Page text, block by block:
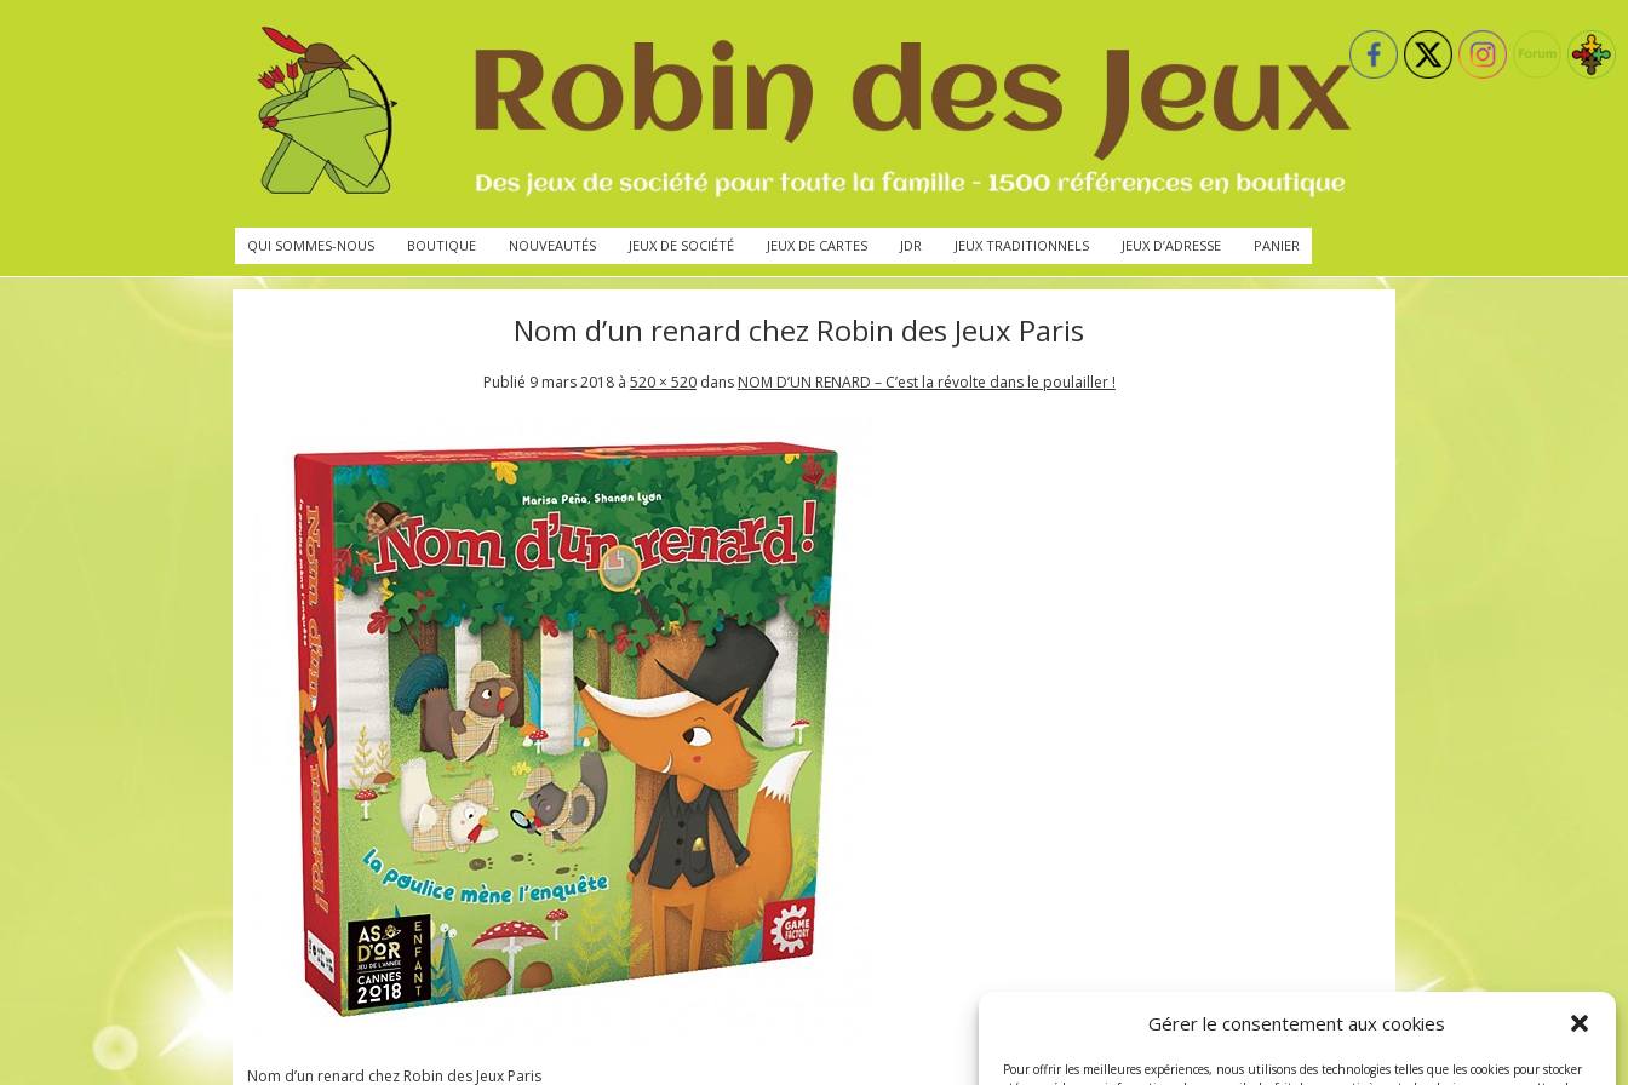
Gérer le consentement aux cookies
Pour offrir les meilleures expériences, nous utilisons des technologies telles que les cookies pour stocker
QUI SOMMES-NOUS BOUTIQUE NOUVEAUTÉS JEUX DE SOCIÉTÉ JEUX DE CARTES JDR JEUX TRADITIONNELS JEUX D’ADRESSE PANIER
Nom d’un renard chez Robin des Jeux Paris
Publié 9 mars 2018à 520 × 520dans NOM D’UN RENARD – C’est la révolte dans le poulailler !
Nom d’un renard chez Robin des Jeux Paris